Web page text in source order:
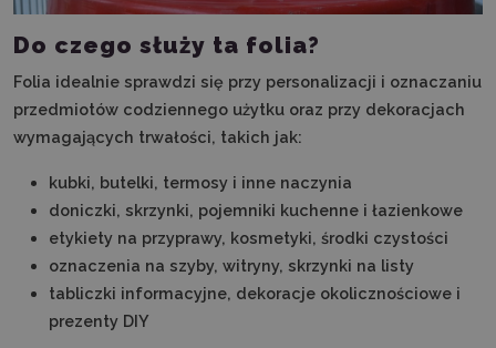
Do czego służy ta folia?
Folia idealnie sprawdzi się przy personalizacji i oznaczaniu
przedmiotów codziennego użytku oraz przy dekoracjach
wymagających trwałości, takich jak:
kubki, butelki, termosy i inne naczynia
doniczki, skrzynki, pojemniki kuchenne i łazienkowe
etykiety na przyprawy, kosmetyki, środki czystości
oznaczenia na szyby, witryny, skrzynki na listy
tabliczki informacyjne, dekoracje okolicznościowe i
prezenty DIY